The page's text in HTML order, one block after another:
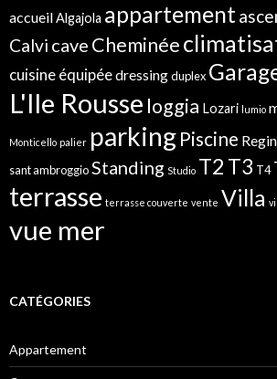
accueilAlgajola appartement
Calvi cave Cheminée
cuisine équipéedressingduplex
L'Ile Rousse loggia Lozari lumio
Monticello palier parking Piscine
sant ambroggioStanding Studio T2 T3 T4
terrasse terrasse couverte vente Villa
vue mer
CATÉGORIES
Appartement